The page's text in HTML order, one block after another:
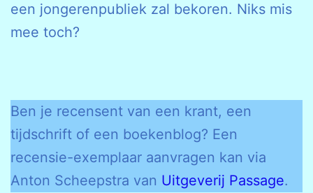
een jongerenpubliek zal bekoren. Niks mis
mee toch?
Ben je recensent van een krant, een
tijdschrift of een boekenblog? Een
recensie-exemplaar aanvragen kan via
Anton Scheepstra van Uitgeverij Passage.